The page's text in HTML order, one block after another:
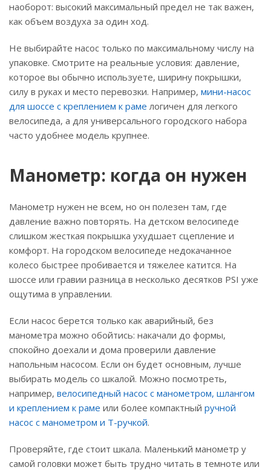
наоборот: высокий максимальный предел не так важен,
как объем воздуха за один ход.
Не выбирайте насос только по максимальному числу на
упаковке. Смотрите на реальные условия: давление,
которое вы обычно используете, ширину покрышки,
силу в руках и место перевозки. Например, мини-насос
для шоссе с креплением к раме логичен для легкого
велосипеда, а для универсального городского набора
часто удобнее модель крупнее.
Манометр: когда он нужен
Манометр нужен не всем, но он полезен там, где
давление важно повторять. На детском велосипеде
слишком жесткая покрышка ухудшает сцепление и
комфорт. На городском велосипеде недокачанное
колесо быстрее пробивается и тяжелее катится. На
шоссе или гравии разница в несколько десятков PSI уже
ощутима в управлении.
Если насос берется только как аварийный, без
манометра можно обойтись: накачали до формы,
спокойно доехали и дома проверили давление
напольным насосом. Если он будет основным, лучше
выбирать модель со шкалой. Можно посмотреть,
например, велосипедный насос с манометром, шлангом
и креплением к раме или более компактный ручной
насос с манометром и Т-ручкой.
Проверяйте, где стоит шкала. Маленький манометр у
самой головки может быть трудно читать в темноте или